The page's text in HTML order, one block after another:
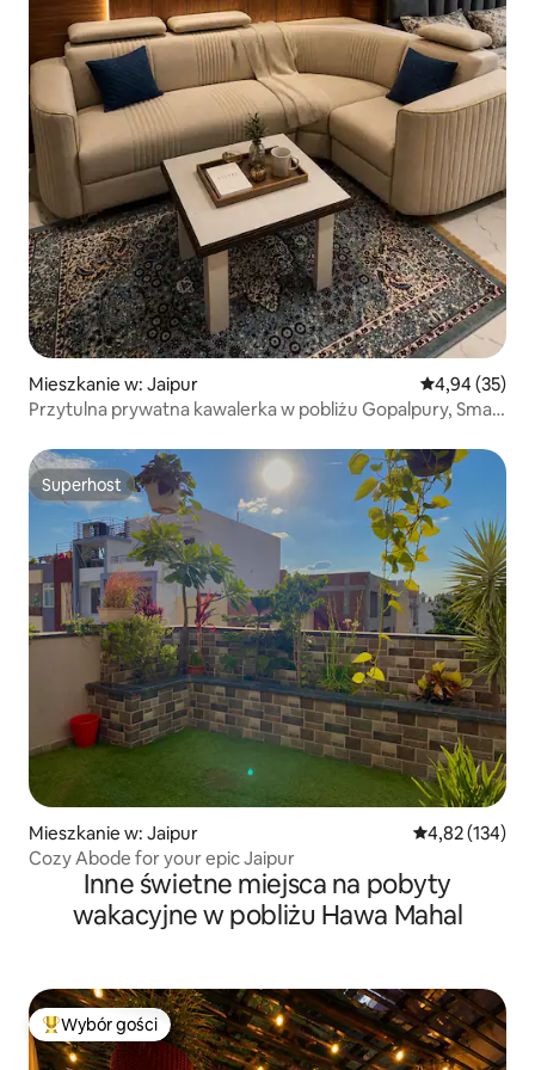
Mieszkanie w: Jaipur Średnia
4,94 (35)
Przytulna prywatna kawalerka w pobliżu Gopalpury, Smart
Superhost
Superhost
Mieszkanie w: Jaipur Średnia
4,82 (134)
Cozy Abode for your epic Jaipur
Inne świetne miejsca na pobyty
wakacyjne w pobliżu Hawa Mahal
Najpopularniejsze z kategorii Wybór gości
Wybór gości